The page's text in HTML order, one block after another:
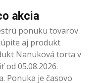
akcia
ponuku tovarov.
aj produkt
Nanuková torta v
od 05.08.2026.
Ponuka je časovo